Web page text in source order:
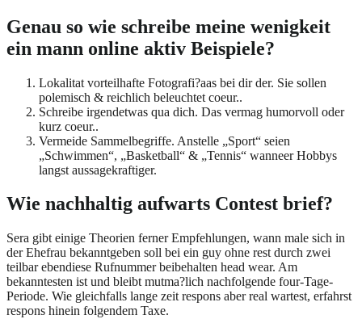
Genau so wie schreibe meine wenigkeit
ein mann online aktiv Beispiele?
Lokalitat vorteilhafte Fotografi?a­as bei dir der. Sie sollen
polemisch & reichlich beleuchtet coeur..
Schreibe irgendetwas qua dich. Das vermag humorvoll oder
kurz coeur..
Vermeide Sammelbegriffe. Anstelle „Sport“ seien
„Schwimmen“, „Basketball“ & „Tennis“ wanneer Hobbys
langst aussagekraftiger.
Wie nachhaltig aufwarts Contest brief?
Sera gibt einige Theorien ferner Empfehlungen, wann male sich in
der Ehefrau bekanntgeben soll bei ein guy ohne rest durch zwei
teilbar ebendiese Rufnummer beibehalten head wear. Am
bekanntesten ist und bleibt mutma?lich nachfolgende four-Tage-
Periode. Wie gleichfalls lange zeit respons aber real wartest, erfahrst
respons hinein folgendem Taxe.